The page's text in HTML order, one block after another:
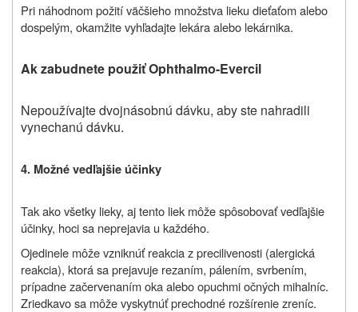
Pri náhodnom požití väčšieho množstva lieku dieťaťom alebo
dospelým, okamžite vyhľadajte lekára alebo lekárnika.
Ak zabudnete použiť Ophthalmo-Evercil
Nepoužívajte dvojnásobnú dávku, aby ste nahradili
vynechanú dávku.
4. Možné vedľajšie účinky
Tak ako všetky lieky, aj tento liek môže spôsobovať vedľajšie
účinky, hoci sa neprejavia u každého.
Ojedinele môže vzniknúť reakcia z precilivenosti (alergická
reakcia), ktorá sa prejavuje rezaním, pálením, svrbením,
prípadne začervenaním oka alebo opuchmi očných mihalníc.
Zriedkavo sa môže vyskytnúť prechodné rozšírenie zreníc.